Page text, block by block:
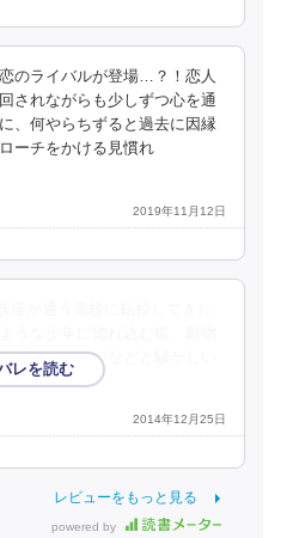
のライバルが登場…？！恋人
されながらも少しずつ心を通
、何やらちずると過去に因縁
ーチをかける見慣れ
2019年11月12日
ぱいがキスがなどと騒がしい
2014年12月25日
レビューをもっと見る
powered by